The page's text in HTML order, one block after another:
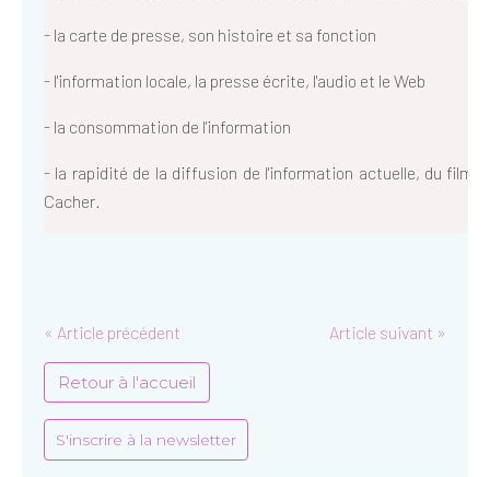
- la carte de presse, son histoire et sa fonction
- l'information locale, la presse écrite, l'audio et le Web
- la consommation de l'information
- la rapidité de la diffusion de l'information actuelle, du film
Cacher.
« Article précédent Article suivant »
Retour à l'accueil
S'inscrire à la newsletter